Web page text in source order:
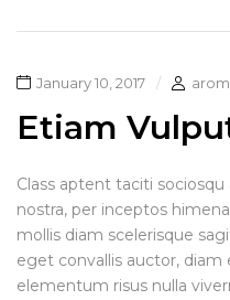
January 10, 2017
Etiam
Class aptent taciti
nostra, per inceptos
mollis diam scelerisque
eget convallis auctor,
elementum risus nulla